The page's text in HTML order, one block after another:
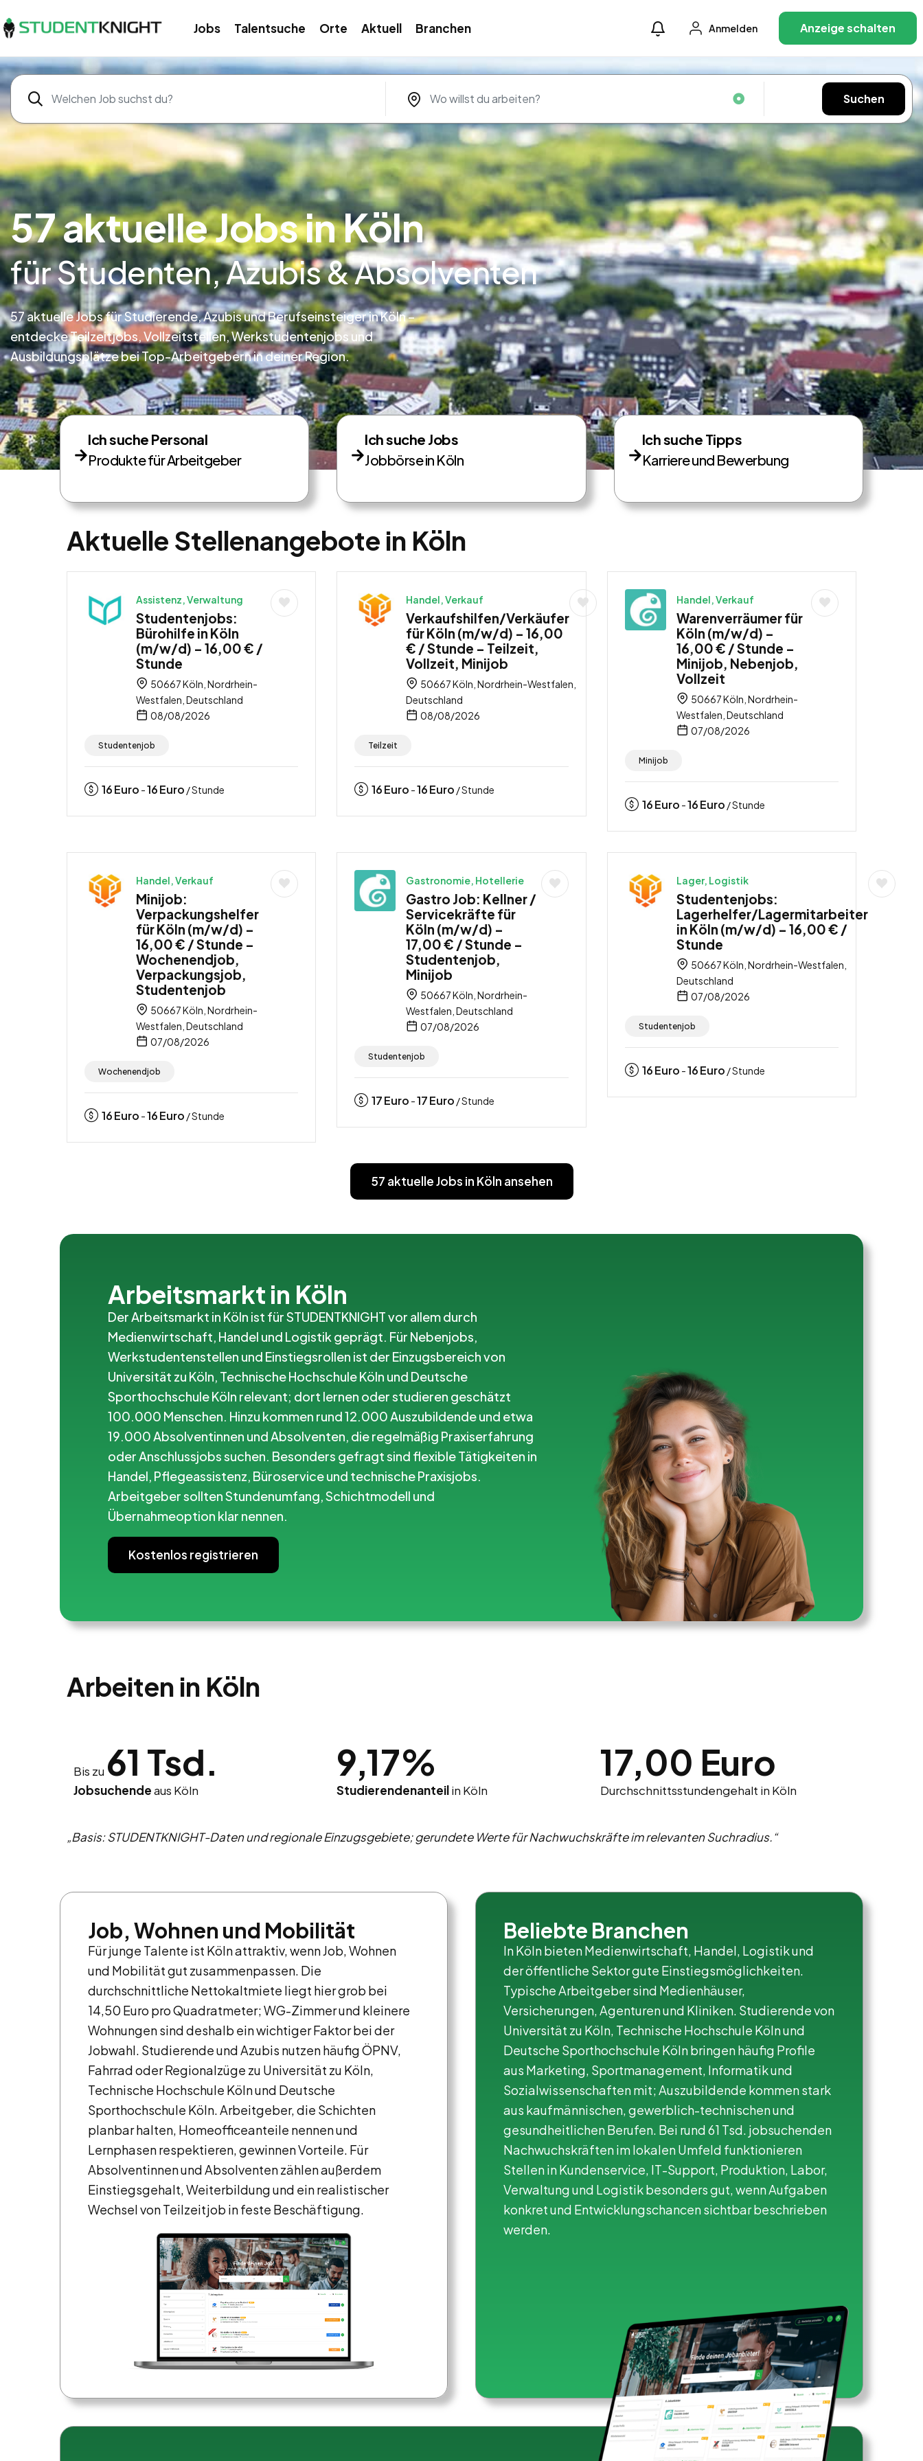
Jobs Talentsuche Orte Aktuell Branchen Anmelden Anzeige schalten
Suchen
57 aktuelle Jobs in Köln
für Studenten, Azubis & Absolventen
57 aktuelle Jobs für Studierende, Azubis und Berufseinsteiger in Köln –
entdecke Teilzeitjobs, Vollzeitstellen, Werkstudentenjobs und
Ausbildungsplätze bei Top-Arbeitgebern in deiner Region.
Ich suche Personal
Produkte für Arbeitgeber
Ich suche Jobs
Jobbörse in Köln
Ich suche Tipps
Karriere und Bewerbung
Aktuelle Stellenangebote in Köln
Assistenz, Verwaltung
Studentenjobs:
Bürohilfe in Köln
(m/w/d) – 16,00 € /
Stunde
50667 Köln, Nordrhein-
Westfalen, Deutschland
08/08/2026
Studentenjob
16Euro -16Euro / Stunde
Handel, Verkauf
Verkaufshilfen/Verkäufer
für Köln (m/w/d) – 16,00
€ / Stunde – Teilzeit,
Vollzeit, Minijob
50667 Köln, Nordrhein-Westfalen,
Deutschland
08/08/2026
Teilzeit
16Euro -16Euro / Stunde
Handel, Verkauf
Warenverräumer für
Köln (m/w/d) –
16,00 € / Stunde –
Minijob, Nebenjob,
Vollzeit
50667 Köln, Nordrhein-
Westfalen, Deutschland
07/08/2026
Minijob
16Euro -16Euro / Stunde
Handel, Verkauf
Minijob:
Verpackungshelfer
für Köln (m/w/d) –
16,00 € / Stunde –
Wochenendjob,
Verpackungsjob,
Studentenjob
50667 Köln, Nordrhein-
Westfalen, Deutschland
07/08/2026
Wochenendjob
16Euro -16Euro / Stunde
Gastronomie, Hotellerie
Gastro Job: Kellner /
Servicekräfte für
Köln (m/w/d) –
17,00 € / Stunde –
Studentenjob,
Minijob
50667 Köln, Nordrhein-
Westfalen, Deutschland
07/08/2026
Studentenjob
17Euro -17Euro / Stunde
Lager, Logistik
Studentenjobs:
Lagerhelfer/Lagermitarbeiter
in Köln (m/w/d) – 16,00 € /
Stunde
50667 Köln, Nordrhein-Westfalen,
Deutschland
07/08/2026
Studentenjob
16Euro -16Euro / Stunde
57 aktuelle Jobs in Köln ansehen
Arbeitsmarkt in Köln
Der Arbeitsmarkt in Köln ist für STUDENTKNIGHT vor allem durch
Medienwirtschaft, Handel und Logistik geprägt. Für Nebenjobs,
Werkstudentenstellen und Einstiegsrollen ist der Einzugsbereich von
Universität zu Köln, Technische Hochschule Köln und Deutsche
Sporthochschule Köln relevant; dort lernen oder studieren geschätzt
100.000 Menschen. Hinzu kommen rund 12.000 Auszubildende und etwa
19.000 Absolventinnen und Absolventen, die regelmäßig Praxiserfahrung
oder Anschlussjobs suchen. Besonders gefragt sind flexible Tätigkeiten in
Handel, Pflegeassistenz, Büroservice und technische Praxisjobs.
Arbeitgeber sollten Stundenumfang, Schichtmodell und
Übernahmeoption klar nennen.
Kostenlos registrieren
Arbeiten in Köln
Bis zu 61 Tsd.
Jobsuchendeaus Köln
9,17%
Studierendenanteilin Köln
17,00 Euro
Durchschnittsstundengehalt in Köln
„Basis: STUDENTKNIGHT-Daten und regionale Einzugsgebiete; gerundete Werte für Nachwuchskräfte im relevanten Suchradius.“
Job, Wohnen und Mobilität
Für junge Talente ist Köln attraktiv, wenn Job, Wohnen
und Mobilität gut zusammenpassen. Die
durchschnittliche Nettokaltmiete liegt hier grob bei
14,50 Euro pro Quadratmeter; WG-Zimmer und kleinere
Wohnungen sind deshalb ein wichtiger Faktor bei der
Jobwahl. Studierende und Azubis nutzen häufig ÖPNV,
Fahrrad oder Regionalzüge zu Universität zu Köln,
Technische Hochschule Köln und Deutsche
Sporthochschule Köln. Arbeitgeber, die Schichten
planbar halten, Homeofficeanteile nennen und
Lernphasen respektieren, gewinnen Vorteile. Für
Absolventinnen und Absolventen zählen außerdem
Einstiegsgehalt, Weiterbildung und ein realistischer
Wechsel von Teilzeitjob in feste Beschäftigung.
Beliebte Branchen
In Köln bieten Medienwirtschaft, Handel, Logistik und
der öffentliche Sektor gute Einstiegsmöglichkeiten.
Typische Arbeitgeber sind Medienhäuser,
Versicherungen, Agenturen und Kliniken. Studierende von
Universität zu Köln, Technische Hochschule Köln und
Deutsche Sporthochschule Köln bringen häufig Profile
aus Marketing, Sportmanagement, Informatik und
Sozialwissenschaften mit; Auszubildende kommen stark
aus kaufmännischen, gewerblich-technischen und
gesundheitlichen Berufen. Bei rund 61 Tsd. jobsuchenden
Nachwuchskräften im lokalen Umfeld funktionieren
Stellen in Kundenservice, IT-Support, Produktion, Labor,
Verwaltung und Logistik besonders gut, wenn Aufgaben
konkret und Entwicklungschancen sichtbar beschrieben
werden.